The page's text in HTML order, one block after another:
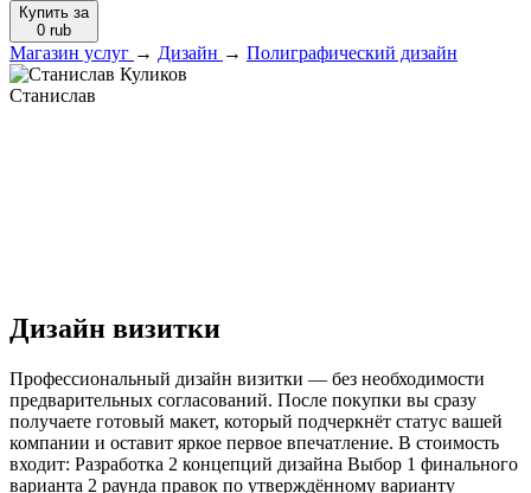
Купить за
0 rub
Магазин услуг → Дизайн → Полиграфический дизайн
Станислав
Дизайн визитки
Профессиональный дизайн визитки — без необходимости
предварительных согласований. После покупки вы сразу
получаете готовый макет, который подчеркнёт статус вашей
компании и оставит яркое первое впечатление. В стоимость
входит: Разработка 2 концепций дизайна Выбор 1 финального
варианта 2 раунда правок по утверждённому варианту